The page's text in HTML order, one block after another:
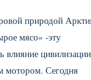
природой
мясо» -эту
влияние цивилизации
мотором. Сегодня